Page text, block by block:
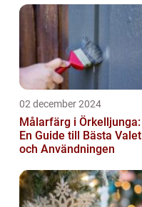
02 december 2024
Målarfärg i Örkelljunga:
En Guide till Bästa Valet
och Användningen